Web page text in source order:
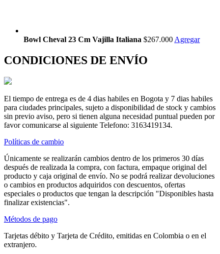
Bowl Cheval 23 Cm Vajilla Italiana $267.000 Agregar
CONDICIONES DE ENVÍO
El tiempo de entrega es de 4 dias habiles en Bogota y 7 dias habiles
para ciudades principales, sujeto a disponibilidad de stock y cambios
sin previo aviso, pero si tienen alguna necesidad puntual pueden por
favor comunicarse al siguiente Telefono: 3163419134.
Políticas de cambio
Únicamente se realizarán cambios dentro de los primeros 30 días
después de realizada la compra, con factura, empaque original del
producto y caja original de envío. No se podrá realizar devoluciones
o cambios en productos adquiridos con descuentos, ofertas
especiales o productos que tengan la descripción "Disponibles hasta
finalizar existencias".
Métodos de pago
Tarjetas débito y Tarjeta de Crédito, emitidas en Colombia o en el
extranjero.